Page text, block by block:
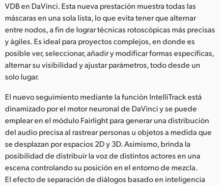
VDB en DaVinci. Esta nueva prestación muestra todas las
máscaras en una sola lista, lo que evita tener que alternar
entre nodos, a fin de lograr técnicas rotoscópicas más precisas
y ágiles. Es ideal para proyectos complejos, en donde es
posible ver, seleccionar, añadir y modificar formas específicas,
alternar su visibilidad y ajustar parámetros, todo desde un
solo lugar.
El nuevo seguimiento mediante la función IntelliTrack está
dinamizado por el motor neuronal de DaVinci y se puede
emplear en el módulo Fairlight para generar una distribución
del audio precisa al rastrear personas u objetos a medida que
se desplazan por espacios 2D y 3D. Asimismo, brinda la
posibilidad de distribuir la voz de distintos actores en una
escena controlando su posición en el entorno de mezcla.
El efecto de separación de diálogos basado en inteligencia